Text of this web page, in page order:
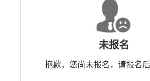
未报名
抱歉，您尚未报名，请报名后